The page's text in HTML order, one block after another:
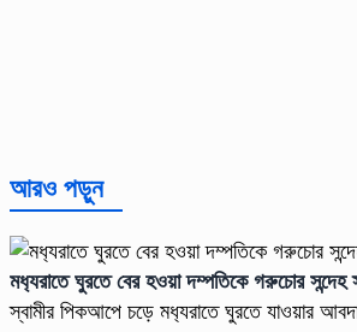
আরও পড়ুন
মধ‍্যরাতে ঘুরতে বের হওয়া দম্পতিকে গরুচোর
স্বামীর পিকআপে চড়ে মধ‍্যরাতে ঘুরতে যাওয়ার